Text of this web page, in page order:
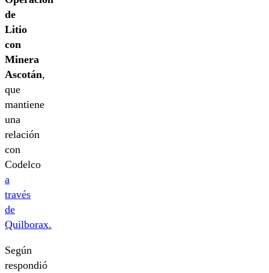
de
Litio
con
Minera
Ascotán,
que
mantiene
una
relación
con
Codelco
a
través
de
Quilborax.
Según
respondió